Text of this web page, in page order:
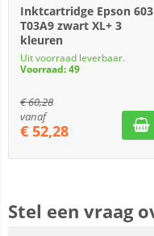
Inktcartridge Epson 603
T03A9 zwart XL+ 3
kleuren
Uit voorraad leverbaar.
Voorraad: 49
€60,28
vanaf
€ 52,28
Stel een vraag